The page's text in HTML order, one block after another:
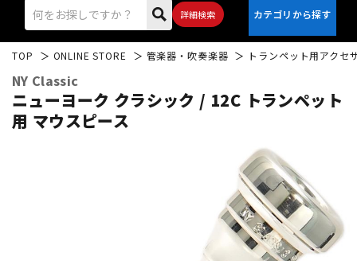
詳細検索
アコギ/エレアコ
ウクレレ
TOP ONLINE STORE 管楽器・吹奏楽器 トランペット用アクセ
NY Classic
ニューヨーク クラシック / 12C トランペット
用 マウスピース